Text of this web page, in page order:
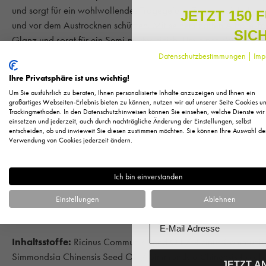
und sorgt für ein wohlwollendes Tragegefühl. Zudem beinhaltet
und vor dem Austrocknen schützen. Mit seinem zarten Altrose-
Glanz und sorgt für ein Semi-mattes Finish. Um einen Verlauf
zusätzliche Nutzung des Lip Liners. Ihre Lippen bleiben den
Erhältlich in 10 Farbnuancen!
Ihre Vorteile im Überblick:
pflegend
cremige Textur
angenehmes Tragegefühl
natürliche Öle und Wachse
Tragen Sie den Lippenstift direkt oder mit einem
Inhaltsstoffe: Ricinus Communis Seed Oil / Ricinus
Simmondsia Chinensis Seed Oil / Simmondsia Chinensis
Datenschutzbestimmungen |
Ihre Privatsphäre ist uns wichtig!
Um Sie ausführlich zu beraten, Ihnen personalisierte Inhalte anzuzeigen und Ihnen ein
großartiges Webseiten-Erlebnis bieten zu können, nutzen wir auf unserer Seite Cookies
Trackingmethoden. In den Datenschutzhinweisen können Sie einsehen, welche Dienste wir
einsetzen und jederzeit, auch durch nachträgliche Änderung der Einstellungen, selbst
entscheiden, ob und inwieweit Sie diesen zustimmen möchten. Sie können Ihre Auswahl
Verwendung von Cookies jederzeit ändern.
Ich bin einverstanden
Einstellungen Ablehnen
JETZT 150
Melden Sie sich zu
regelmäßig exklusive
Pflege, neue Produkte
Als kleines Dankeschön für
Ihnen150 Fuchstaler*, die
Einkauf
Vorname